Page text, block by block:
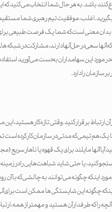
باشد. به هر حال شما انتخاب می کنید که
اغلب، موفقیت تیم رهبری شما
بدان معنی است که شما یک فرصت طبیعی برای
سعی در حل آنها دارند، مشارکت در شبکه
این سهامداران به دست می آورید استفاده
سازمان را دارد.
ارتباط برقرار کنید. وقتی تازه کار هستید،
هم تیمی که مدتی در سازمان کار کرده است
آیا آنها مایلند برای یک قهوه یا ناهار سریع
کنید، یا حتی شاید شباهت‌هایی را در
اینکه چگونه می‌توانند به چالشی که با
اینکه چگونه این شایستگی ها ممکن است برای
که طرفدار آن هستید و مهمتر از همه،